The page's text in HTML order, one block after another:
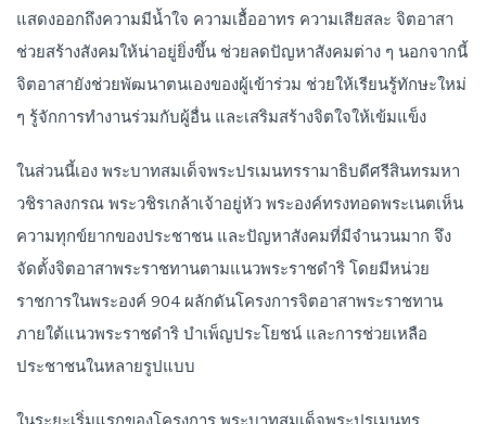
แสดงออกถึงความมีน้ำใจ ความเอื้ออาทร ความเสียสละ จิตอาสา
ช่วยสร้างสังคมให้น่าอยู่ยิ่งขึ้น ช่วยลดปัญหาสังคมต่าง ๆ นอกจากนี้
จิตอาสายังช่วยพัฒนาตนเองของผู้เข้าร่วม ช่วยให้เรียนรู้ทักษะใหม่
ๆ รู้จักการทำงานร่วมกับผู้อื่น และเสริมสร้างจิตใจให้เข้มแข็ง
ในส่วนนี้เอง พระบาทสมเด็จพระปรเมนทรรามาธิบดีศรีสินทรมหา
วชิราลงกรณ พระวชิรเกล้าเจ้าอยู่หัว พระองค์ทรงทอดพระเนตเห็น
ความทุกข์ยากของประชาชน และปัญหาสังคมที่มีจำนวนมาก จึง
จัดตั้งจิตอาสาพระราชทานตามแนวพระราชดำริ โดยมีหน่วย
ราชการในพระองค์ 904 ผลักดันโครงการจิตอาสาพระราชทาน
ภายใต้แนวพระราชดำริ บำเพ็ญประโยชน์ และการช่วยเหลือ
ประชาชนในหลายรูปแบบ